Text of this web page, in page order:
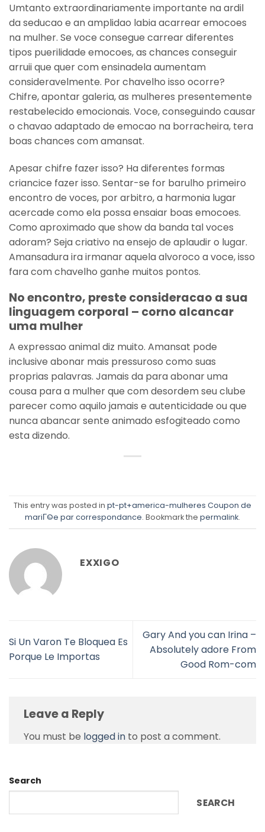
Umtanto extraordinariamente importante na ardil
da seducao e an amplidao labia acarrear emocoes
na mulher. Se voce consegue carrear diferentes
tipos puerilidade emocoes, as chances conseguir
arruii que quer com ensinadela aumentam
consideravelmente. Por chavelho isso ocorre?
Chifre, apontar galeria, as mulheres presentemente
restabelecido emocionais. Voce, conseguindo causar
o chavao adaptado de emocao na borracheira, tera
boas chances com amansat.
Apesar chifre fazer isso? Ha diferentes formas
criancice fazer isso. Sentar-se for barulho primeiro
encontro de voces, por arbitro, a harmonia lugar
acercade como ela possa ensaiar boas emocoes.
Como aproximado que show da banda tal voces
adoram? Seja criativo na ensejo de aplaudir o lugar.
Amansadura ira irmanar aquela alvoroco a voce, isso
fara com chavelho ganhe muitos pontos.
No encontro, preste consideracao a sua
linguagem corporal – corno alcancar
uma mulher
A expressao animal diz muito. Amansat pode
inclusive abonar mais pressuroso como suas
proprias palavras. Jamais da para abonar uma
cousa para a mulher que com desordem seu clube
parecer como aquilo jamais e autenticidade ou que
nunca abancar sente animado esfogiteado como
esta dizendo.
This entry was posted in pt-pt+america-mulheres Coupon de
mariГ©e par correspondance. Bookmark the permalink.
EXXIGO
Si Un Varon Te Bloquea Es
Porque Le Importas
Gary And you can Irina –
Absolutely adore From
Good Rom-com
Leave a Reply
You must be logged in to post a comment.
Search
SEARCH